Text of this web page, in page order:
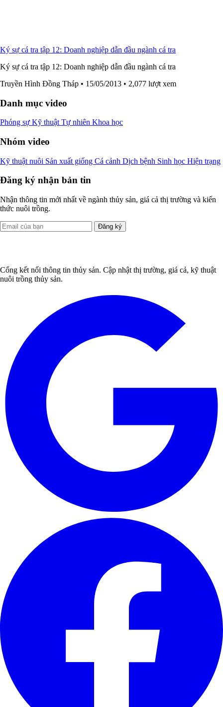
Ký sự cá tra tập 12: Doanh nghiệp dẫn đầu ngành cá tra
Ký sự cá tra tập 12: Doanh nghiệp dẫn đầu ngành cá tra
Truyền Hình Đồng Tháp • 15/05/2013 • 2,077 lượt xem
Danh mục video
Phóng sự Kỹ thuật Tự nhiên Khoa học
Nhóm video
Kỹ thuật nuôi Sản xuất giống Cá cảnh Dịch bệnh Sinh học Hiện trạng
Đăng ký nhận bản tin
Nhận thông tin mới nhất về ngành thủy sản, giá cả thị trường và kiến
thức nuôi trồng.
Đăng ký
Cổng kết nối thông tin thủy sản. Cập nhật thị trường, giá cả, kỹ thuật
nuôi trồng thủy sản.